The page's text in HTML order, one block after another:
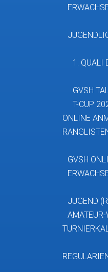
1. QUALI
GVSH
T-CUP
ONLINE
GVSH
JUGEND